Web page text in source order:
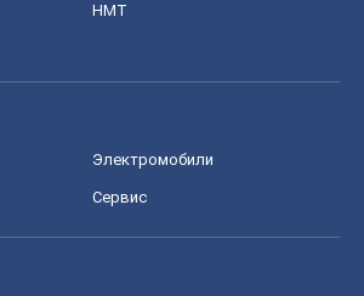
НМТ
Электромобили
Сервис